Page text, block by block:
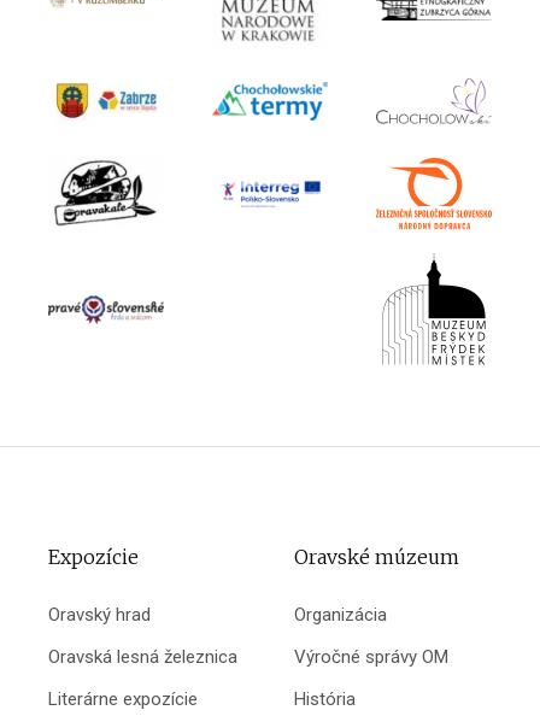
Expozície
Oravský hrad
Oravská lesná železnica
Literárne expozície
Oravské múzeum
Organizácia
Výročné správy OM
História